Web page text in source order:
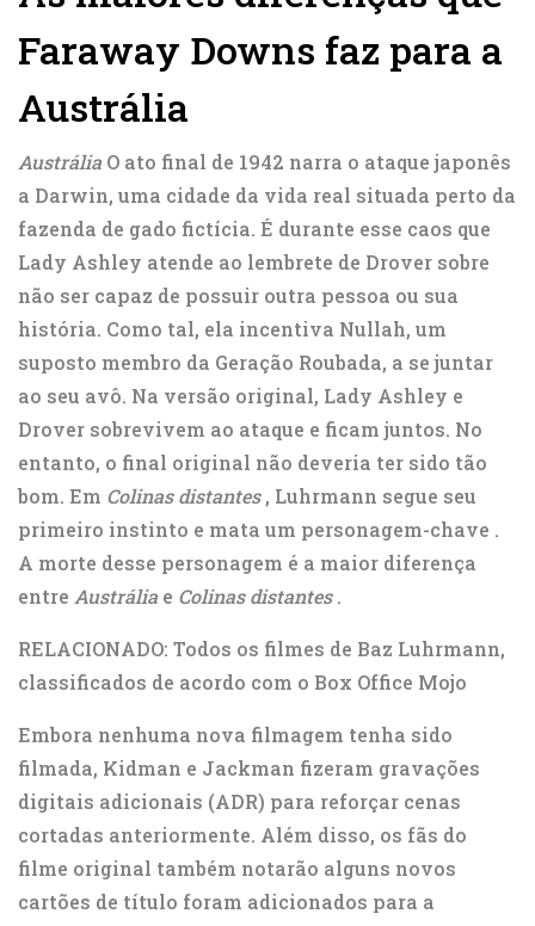
Faraway Downs faz para a
Austrália
Austrália O ato final de 1942 narra o ataque japonês
a Darwin, uma cidade da vida real situada perto da
fazenda de gado fictícia. É durante esse caos que
Lady Ashley atende ao lembrete de Drover sobre
não ser capaz de possuir outra pessoa ou sua
história. Como tal, ela incentiva Nullah, um
suposto membro da Geração Roubada, a se juntar
ao seu avô. Na versão original, Lady Ashley e
Drover sobrevivem ao ataque e ficam juntos. No
entanto, o final original não deveria ter sido tão
bom. Em Colinas distantes, Luhrmann segue seu
primeiro instinto e mata um personagem-chave .
A morte desse personagem é a maior diferença
entre Austrália e Colinas distantes.
RELACIONADO: Todos os filmes de Baz Luhrmann,
classificados de acordo com o Box Office Mojo
Embora nenhuma nova filmagem tenha sido
filmada, Kidman e Jackman fizeram gravações
digitais adicionais (ADR) para reforçar cenas
cortadas anteriormente. Além disso, os fãs do
filme original também notarão alguns novos
cartões de título foram adicionados para a